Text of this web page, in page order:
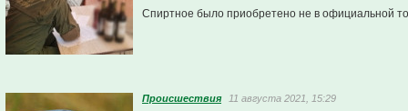
Спиртное было приобретено не в официальной
Проиcшествия 11 августа 2021, 15:29